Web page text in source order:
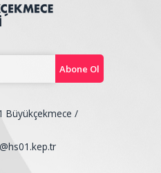
Abone Ol
Büyükçekmece /